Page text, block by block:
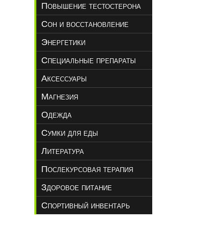
Повышение тестостерона
Сон и восстановление
Энергетики
Специальные препараты
Аксессуары
Магнезия
Одежда
Сумки для еды
Литература
Послекурсовая терапия
Здоровое питание
Спортивный инвентарь